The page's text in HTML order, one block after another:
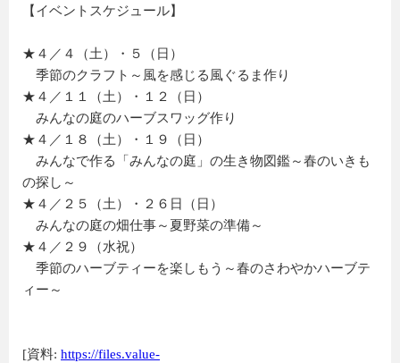
【イベントスケジュール】
★４／４（土）・５（日）
季節のクラフト～風を感じる風ぐるま作り
★４／１１（土）・１２（日）
みんなの庭のハーブスワッグ作り
★４／１８（土）・１９（日）
みんなで作る「みんなの庭」の生き物図鑑～春のいきも
の探し～
★４／２５（土）・２６日（日）
みんなの庭の畑仕事～夏野菜の準備～
★４／２９（水祝）
季節のハーブティーを楽しもう～春のさわやかハーブテ
ィー～
[資料: https://files.value-